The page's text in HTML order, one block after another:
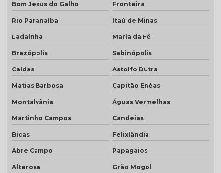
Bom Jesus do Galho Fronteira
Rio Paranaíba Itaú de Minas
Ladainha Maria da Fé
Brazópolis Sabinópolis
Caldas Astolfo Dutra
Matias Barbosa Capitão Enéas
Montalvânia Águas Vermelhas
Martinho Campos Candeias
Bicas Felixlândia
Abre Campo Papagaios
Alterosa Grão Mogol